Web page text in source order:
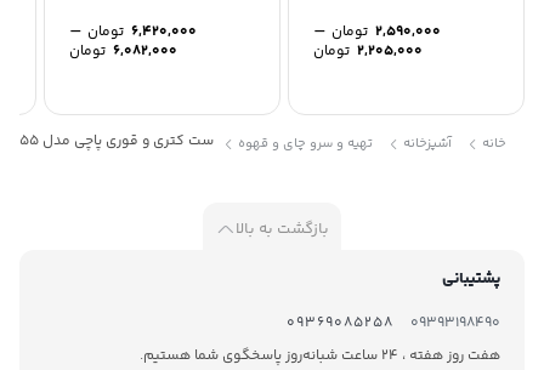
2,590,000 تومان –
2,205,000 تومانPrice
through
6,420,000 تومان –
6,082,000 تومانPrice
through
6,420,000
خانه آشپزخانه تهیه و سرو چای و قهوه ست کتری و قوری پاچی مدل Ms1155
بازگشت به بالا
پشتیبانی
09393198490
09369085258
هفت روز هفته ، 24 ساعت شبانه‌روز پاسخگوی شما هستیم.